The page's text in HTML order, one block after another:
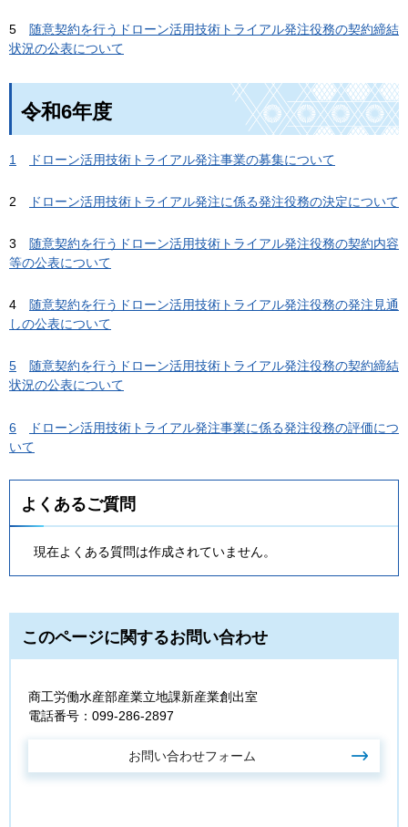
5
随意契約を行うドローン活用技術トライアル発注役務の契約締結
状況の公表について
令和6年度
1 ドローン活用技術トライアル発注事業の募集について
2 ドローン活用技術トライアル発注に係る発注役務の決定について
3
随意契約を行うドローン活用技術トライアル発注役務の契約内容
等の公表について
4
随意契約を行うドローン活用技術トライアル発注役務の発注見通
しの公表について
5
随意契約を行うドローン活用技術トライアル発注役務の契約締結
状況の公表について
6
ドローン活用技術トライアル発注事業に係る発注役務の評価につ
いて
よくあるご質問
現在よくある質問は作成されていません。
このページに関するお問い合わせ
商工労働水産部産業立地課新産業創出室
電話番号：099-286-2897